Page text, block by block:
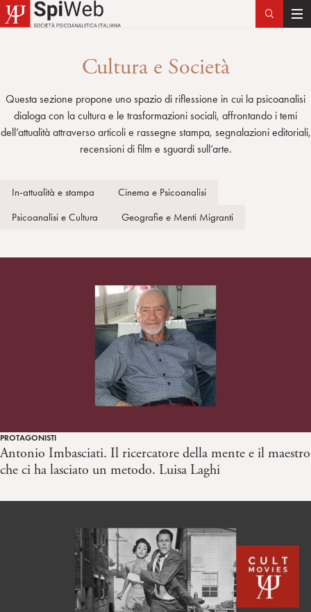
T
e
n
a
Cultura e Società
Questa sezione propone uno spazio di riflessione in cui la psicoanalisi
dialoga con la cultura e le trasformazioni sociali, affrontando i temi
dell’attualità attraverso articoli e rassegne stampa, segnalazioni editoriali,
recensioni di film e sguardi sull’arte.
In-attualità e stampa
Cinema e Psicoanalisi
Psicoanalisi e Cultura
Geografie e Menti Migranti
PROTAGONISTI
Antonio Imbasciati. Il ricercatore della mente e il maestro
che ci ha lasciato un metodo. Luisa Laghi